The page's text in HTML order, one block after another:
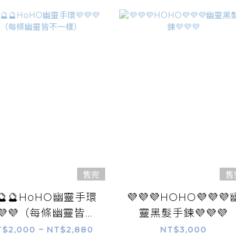
售完
幽靈手環
（每條幽靈皆不
一樣）
~ NT$2,880
售
💜💜💜HOHO💜💜💜
靈黑髮手鍊💜💜💜
NT$3,000